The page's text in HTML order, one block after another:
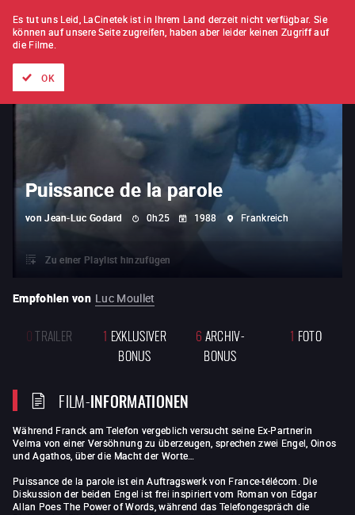
FILM FÜR FILM ABONNEMENT
Puissance de la parole
von Jean-Luc Godard 0h25 1988 Frankreich
Zu einer Playlist hinzufügen
Empfohlen von Luc Moullet
0TRAILER 1 EXKLUSIVER
BONUS
6 ARCHIV-
BONUS
1 FOTO
FILM-INFORMATIONEN
Während Franck am Telefon vergeblich versucht seine Ex-Partnerin
Velma von einer Versöhnung zu überzeugen, sprechen zwei Engel, Oinos
und Agathos, über die Macht der Worte…
Puissance de la parole ist ein Auftragswerk von France-télécom. Die
Diskussion der beiden Engel ist frei inspiriert vom Roman von Edgar
Allan Poes The Power of Words, während das Telefongespräch die
Es tut uns Leid, LaCinetek ist in Ihrem Land derzeit nicht verfügbar. Sie
können auf unsere Seite zugreifen, haben aber leider keinen Zugriff auf
die Filme.
OK